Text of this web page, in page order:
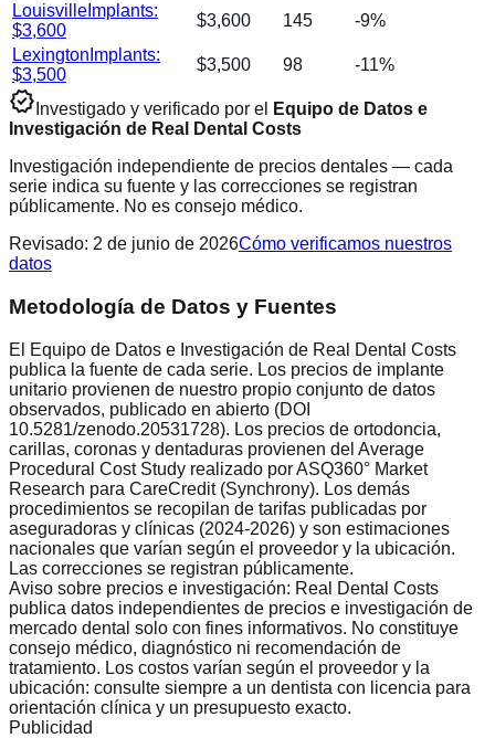
Louisville Implants:
$3,600
$3,600 145 -9%
Lexington Implants:
$3,500
$3,500 98 -11%
verified Investigado y verificado por el
Equipo de Datos e
Investigación de Real Dental Costs
Investigación independiente de precios dentales — cada
serie indica su fuente y las correcciones se registran
públicamente. No es consejo médico.
Revisado: 2 de junio de 2026Cómo verificamos nuestros
datos
Metodología de Datos y Fuentes
El Equipo de Datos e Investigación de Real Dental Costs
publica la fuente de cada serie. Los precios de implante
unitario provienen de nuestro propio conjunto de datos
observados, publicado en abierto (DOI
10.5281/zenodo.20531728). Los precios de ortodoncia,
carillas, coronas y dentaduras provienen del Average
Procedural Cost Study realizado por ASQ360° Market
Research para CareCredit (Synchrony). Los demás
procedimientos se recopilan de tarifas publicadas por
aseguradoras y clínicas (2024-2026) y son estimaciones
nacionales que varían según el proveedor y la ubicación.
Las correcciones se registran públicamente.
Aviso sobre precios e investigación: Real Dental Costs
publica datos independientes de precios e investigación de
mercado dental solo con fines informativos. No constituye
consejo médico, diagnóstico ni recomendación de
tratamiento. Los costos varían según el proveedor y la
ubicación: consulte siempre a un dentista con licencia para
orientación clínica y un presupuesto exacto.
Publicidad